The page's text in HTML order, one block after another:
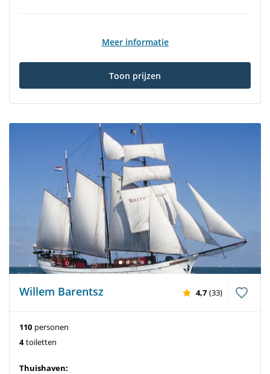
Meer informatie
Toon prijzen
Willem Barentsz 4,7 (33)
110 personen
4 toiletten
Thuishaven: